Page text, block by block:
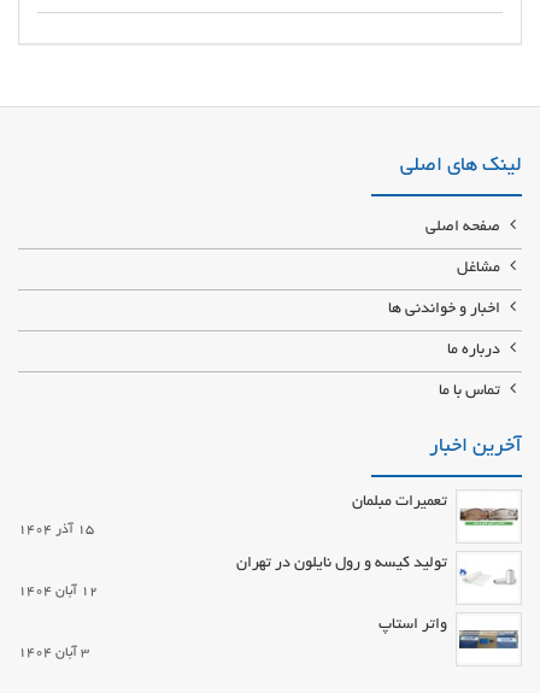
قطعات یدکی هیوندا مرکز پخش لوازم جلوبندی و بدنه هیوندا و کیا در گرگان
لینک های اصلی
صفحه اصلی
مشاغل
اخبار و خواندنی ها
درباره ما
تماس با ما
آخرین اخبار
تعمیرات مبلمان
15 آذر 1404
تولید کیسه و رول نایلون در تهران
12 آبان 1404
واتر استاپ
3 آبان 1404